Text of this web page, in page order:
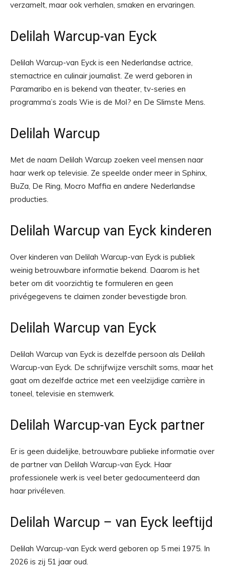
verzamelt, maar ook verhalen, smaken en ervaringen.
Delilah Warcup-van Eyck
Delilah Warcup-van Eyck is een Nederlandse actrice,
stemactrice en culinair journalist. Ze werd geboren in
Paramaribo en is bekend van theater, tv-series en
programma’s zoals Wie is de Mol? en De Slimste Mens.
Delilah Warcup
Met de naam Delilah Warcup zoeken veel mensen naar
haar werk op televisie. Ze speelde onder meer in Sphinx,
BuZa, De Ring, Mocro Maffia en andere Nederlandse
producties.
Delilah Warcup van Eyck kinderen
Over kinderen van Delilah Warcup-van Eyck is publiek
weinig betrouwbare informatie bekend. Daarom is het
beter om dit voorzichtig te formuleren en geen
privégegevens te claimen zonder bevestigde bron.
Delilah Warcup van Eyck
Delilah Warcup van Eyck is dezelfde persoon als Delilah
Warcup-van Eyck. De schrijfwijze verschilt soms, maar het
gaat om dezelfde actrice met een veelzijdige carrière in
toneel, televisie en stemwerk.
Delilah Warcup-van Eyck partner
Er is geen duidelijke, betrouwbare publieke informatie over
de partner van Delilah Warcup-van Eyck. Haar
professionele werk is veel beter gedocumenteerd dan
haar privéleven.
Delilah Warcup – van Eyck leeftijd
Delilah Warcup-van Eyck werd geboren op 5 mei 1975. In
2026 is zij 51 jaar oud.